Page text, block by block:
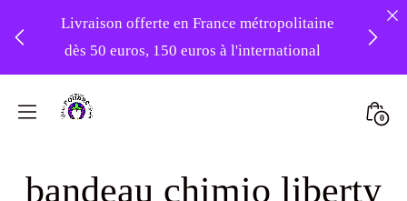
Livraison offerte en France métropolitaine
dès 50 euros, 150 euros à l'international
commandes à partir du 31/08 ❤️
PATIENCE
Turbans
0
bandeau chimio liberty